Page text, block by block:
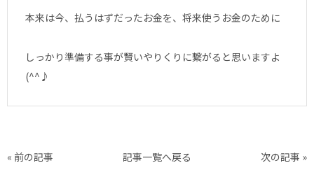
本来は今、払うはずだったお金を、将来使うお金のために
しっかり準備する事が賢いやりくりに繋がると思いますよ
(^^♪
« 前の記事 記事一覧へ戻る 次の記事 »